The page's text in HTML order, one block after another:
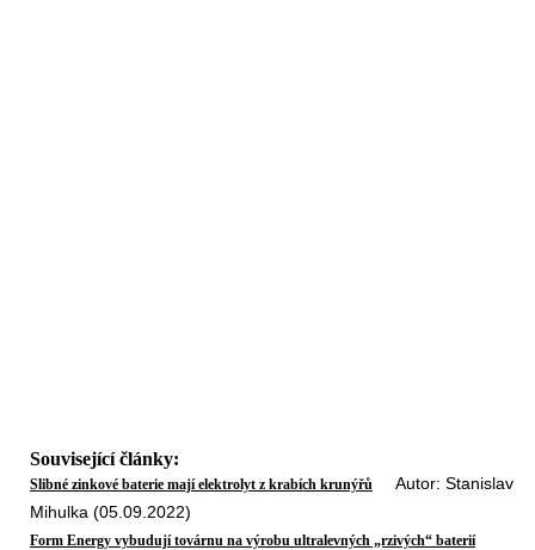
Související články:
Slibné zinkové baterie mají elektrolyt z krabích krunýřů
Autor: Stanislav
Mihulka (05.09.2022)
Form Energy vybudují továrnu na výrobu ultralevných „rzivých“ baterií